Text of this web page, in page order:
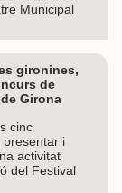
Municipal
gironines,
de
Girona
cinc
presentar i
activitat
del Festival